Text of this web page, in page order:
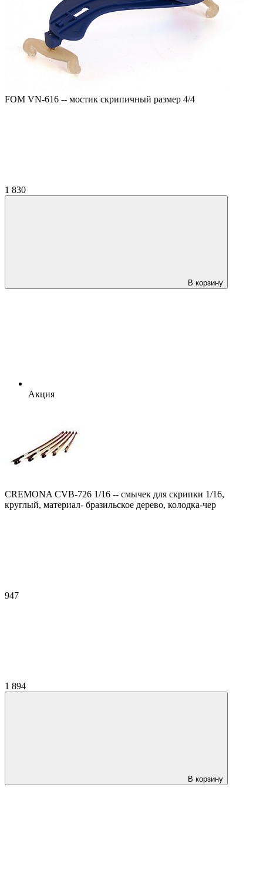
FOM VN-616 -- мостик скрипичный размер 4/4
1 830
В корзину
Акция
CREMONA CVB-726 1/16 -- смычек для скрипки 1/16,
круглый, материал- бразильское дерево, колодка-чер
947
1 894
В корзину